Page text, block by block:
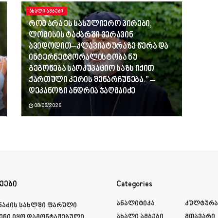
ᲐᲮᲐᲚᲘ ᲐᲛᲑᲔᲑᲘ
რომ არა ეს სასულიერო პირები,
ლომისის ტაძარში ვერავინ
ავიდოდით–კლავიატურაზე წერა და
ინტერნეტმორალისტობა ნუ
გეგონება საოკუპაციო ხაზს იქით
ქართული კერის შენარჩუნება.” –
დეკანოზი ანდრია ჯაღმაიძე
08/06/2026
სახლში ფარული
Categories
Ანალიტიკა
Კულტურა